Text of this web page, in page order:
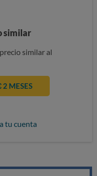
similar
similar al
2 MESES
tu cuenta